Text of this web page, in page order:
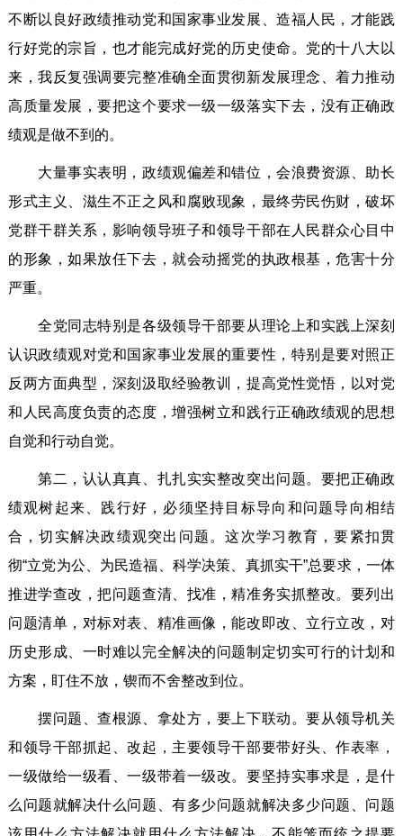
不断以良好政绩推动党和国家事业发展、造福人民，才能践
行好党的宗旨，也才能完成好党的历史使命。党的十八大以
来，我反复强调要完整准确全面贯彻新发展理念、着力推动
高质量发展，要把这个要求一级一级落实下去，没有正确政
绩观是做不到的。
大量事实表明，政绩观偏差和错位，会浪费资源、助长
形式主义、滋生不正之风和腐败现象，最终劳民伤财，破坏
党群干群关系，影响领导班子和领导干部在人民群众心目中
的形象，如果放任下去，就会动摇党的执政根基，危害十分
严重。
全党同志特别是各级领导干部要从理论上和实践上深刻
认识政绩观对党和国家事业发展的重要性，特别是要对照正
反两方面典型，深刻汲取经验教训，提高党性觉悟，以对党
和人民高度负责的态度，增强树立和践行正确政绩观的思想
自觉和行动自觉。
第二，认认真真、扎扎实实整改突出问题。要把正确政
绩观树起来、践行好，必须坚持目标导向和问题导向相结
合，切实解决政绩观突出问题。这次学习教育，要紧扣贯
彻“立党为公、为民造福、科学决策、真抓实干”总要求，一体
推进学查改，把问题查清、找准，精准务实抓整改。要列出
问题清单，对标对表、精准画像，能改即改、立行立改，对
历史形成、一时难以完全解决的问题制定切实可行的计划和
方案，盯住不放，锲而不舍整改到位。
摆问题、查根源、拿处方，要上下联动。要从领导机关
和领导干部抓起、改起，主要领导干部要带好头、作表率，
一级做给一级看、一级带着一级改。要坚持实事求是，是什
么问题就解决什么问题、有多少问题就解决多少问题、问题